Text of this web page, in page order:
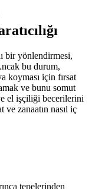
bir yönlendirmesi,
bu durum,
koyması için fırsat
ve bunu somut
el işçiliği becerilerini
ve zanaatın nasıl iç
tepelerinden